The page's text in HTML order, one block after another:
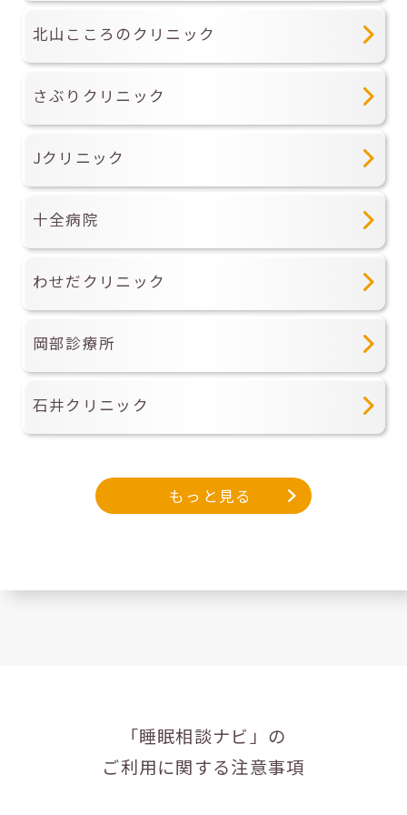
北山こころのクリニック
さぶりクリニック
Jクリニック
十全病院
わせだクリニック
岡部診療所
石井クリニック
もっと見る
「睡眠相談ナビ」の
ご利用に関する注意事項